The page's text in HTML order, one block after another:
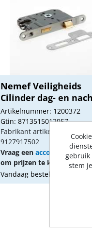
Nemef Veiligheids
Cilinder dag- en
Artikelnummer: 1200372
Gtin: 8713515012957
Fabrikant artikel nummer:
9127917502
Vraag een account aan of
om prijzen te kunnen zien.
Vandaag besteld, morgen
gebruik
stem